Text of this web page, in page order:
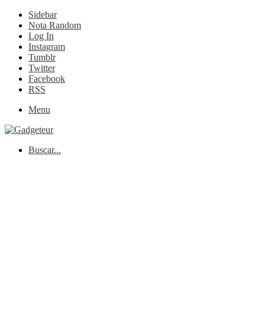
Sidebar
Nota Random
Log In
Instagram
Tumblr
Twitter
Facebook
RSS
Menu
Buscar...